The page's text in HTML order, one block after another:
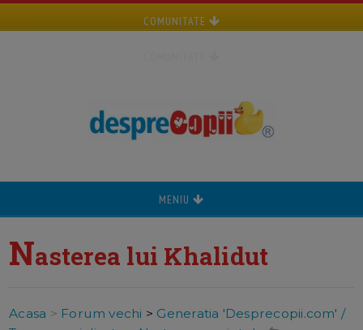
COMUNITATE
MENIU
Nasterea lui Khalidut
Acasa > Forum vechi > Generatia 'Desprecopii.com' /